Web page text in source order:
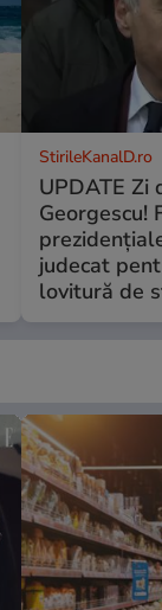
StirileKanalD.ro
UPDATE Zi
Georgescu!
judecat
lovitură de